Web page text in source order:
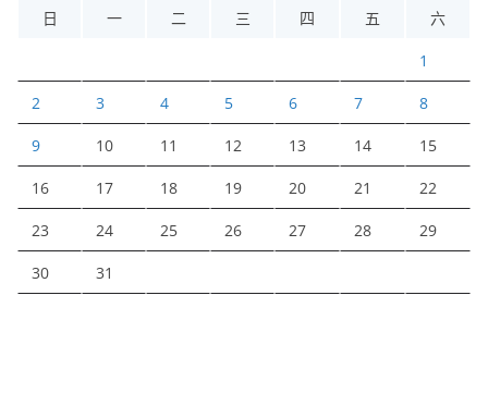
日
一 二 三 四 五 六
1
2 3 4 5 6 7 8
9 10 11 12 13 14 15
16 17 18 19 20 21 22
23 24 25 26 27 28 29
30 31